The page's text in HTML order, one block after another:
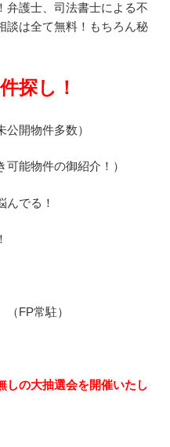
弁護士、司法書士による不
談は全て無料！もちろん秘
探し！
開物件多数）
能物件の御紹介！）
でる！
FP常駐）
しの大抽選会を開催いたし